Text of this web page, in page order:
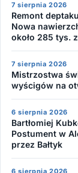
7 sierpnia 2026
Remont
Nowa
około 285 tys.
7 sierpnia 2026
Mistrzostwa
wyścigów na
6 sierpnia 2026
Bartłomiej
Postument w
przez Bałtyk
6 sierpnia 2026